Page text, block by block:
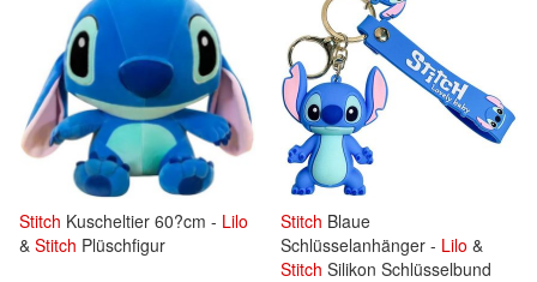
Stitch Kuscheltier 60?cm - Lilo
& Stitch Plüschfigur
Stitch Blaue
Schlüsselanhänger - Lilo &
Stitch Silikon Schlüsselbund